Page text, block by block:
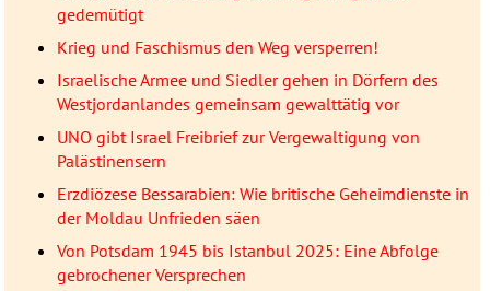
gedemütigt
Krieg und Faschismus den Weg versperren!
Israelische Armee und Siedler gehen in Dörfern des
Westjordanlandes gemeinsam gewalttätig vor
UNO gibt Israel Freibrief zur Vergewaltigung von
Palästinensern
Erzdiözese Bessarabien: Wie britische Geheimdienste in
der Moldau Unfrieden säen
Von Potsdam 1945 bis Istanbul 2025: Eine Abfolge
gebrochener Versprechen